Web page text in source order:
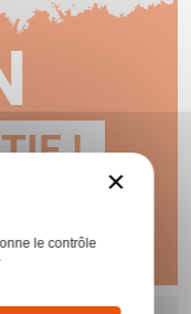
!
×
le contrôle